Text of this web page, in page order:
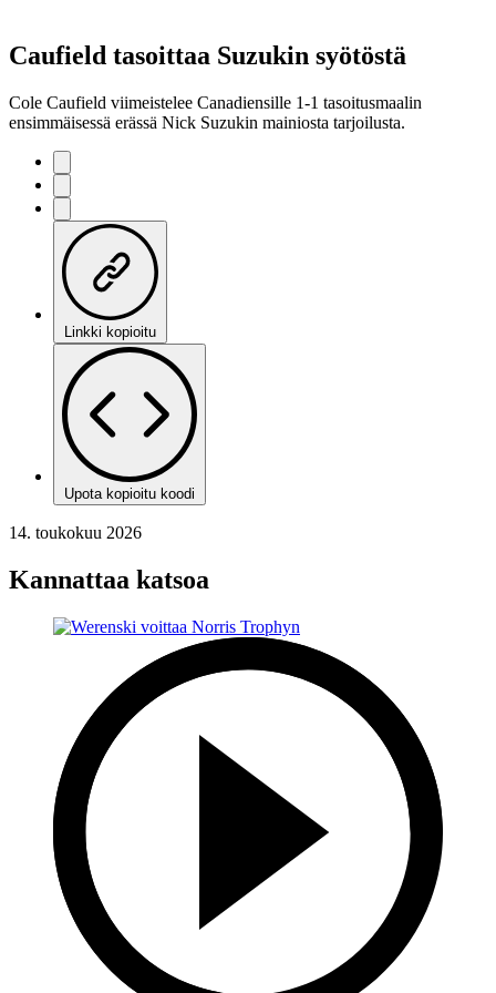
Caufield tasoittaa Suzukin syötöstä
Cole Caufield viimeistelee Canadiensille 1-1 tasoitusmaalin
ensimmäisessä erässä Nick Suzukin mainiosta tarjoilusta.
Linkki kopioitu
Upota kopioitu koodi
14. toukokuu 2026
Kannattaa katsoa